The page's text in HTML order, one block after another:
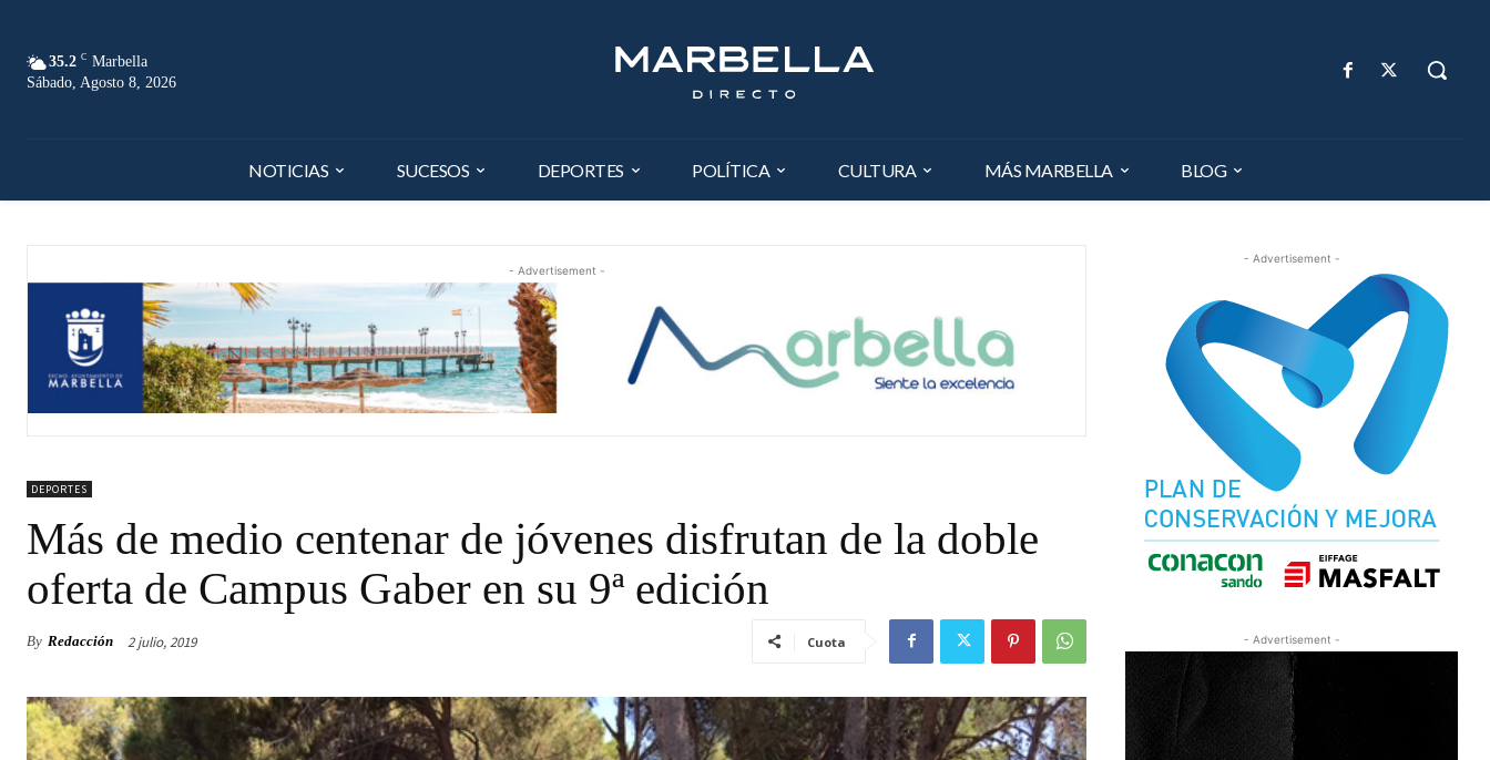
35.2 C Marbella
Sábado, Agosto 8, 2026
NOTICIAS SUCESOS DEPORTES POLÍTICA CULTURA MÁS MARBELLA BLOG
- Advertisement -
DEPORTES
Más de medio centenar de jóvenes disfrutan de la doble
oferta de Campus Gaber en su 9ª edición
By Redacción 2 julio, 2019 Cuota
- Advertisement -
- Advertisement -